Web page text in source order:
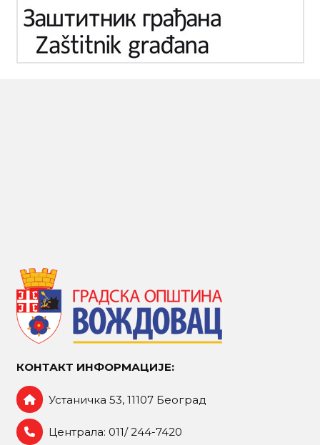
КОНТАКТ ИНФОРМАЦИЈЕ:
Устаничка 53, 11107 Београд
Централа: 011/ 244-7420